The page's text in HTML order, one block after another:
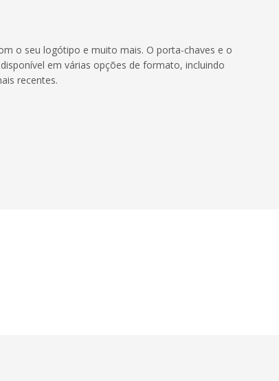
o seu logótipo e muito mais. O porta-chaves e o
em várias opções de formato, incluindo
recentes.